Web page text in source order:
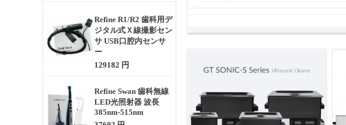
Refine R1/R2 歯科用デ
ジタル式Ｘ線撮影セン
サ USB口腔内センサ
ー
129182 円
Refine Swan 歯科無線
LED光照射器 波長
385nm-515nm